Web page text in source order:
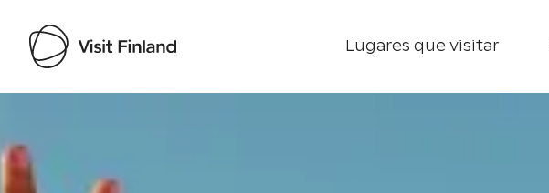
Lugares que visitar